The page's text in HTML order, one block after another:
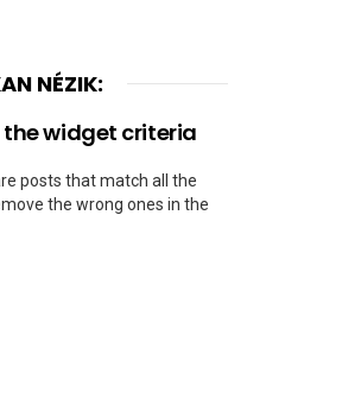
NÉZIK:
widget criteria
posts that match all the
the wrong ones in the